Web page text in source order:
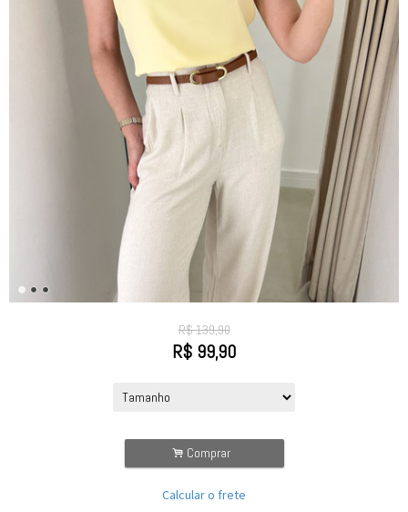
R$139,90
R$ 99,90
. Comprar
Calcular o frete